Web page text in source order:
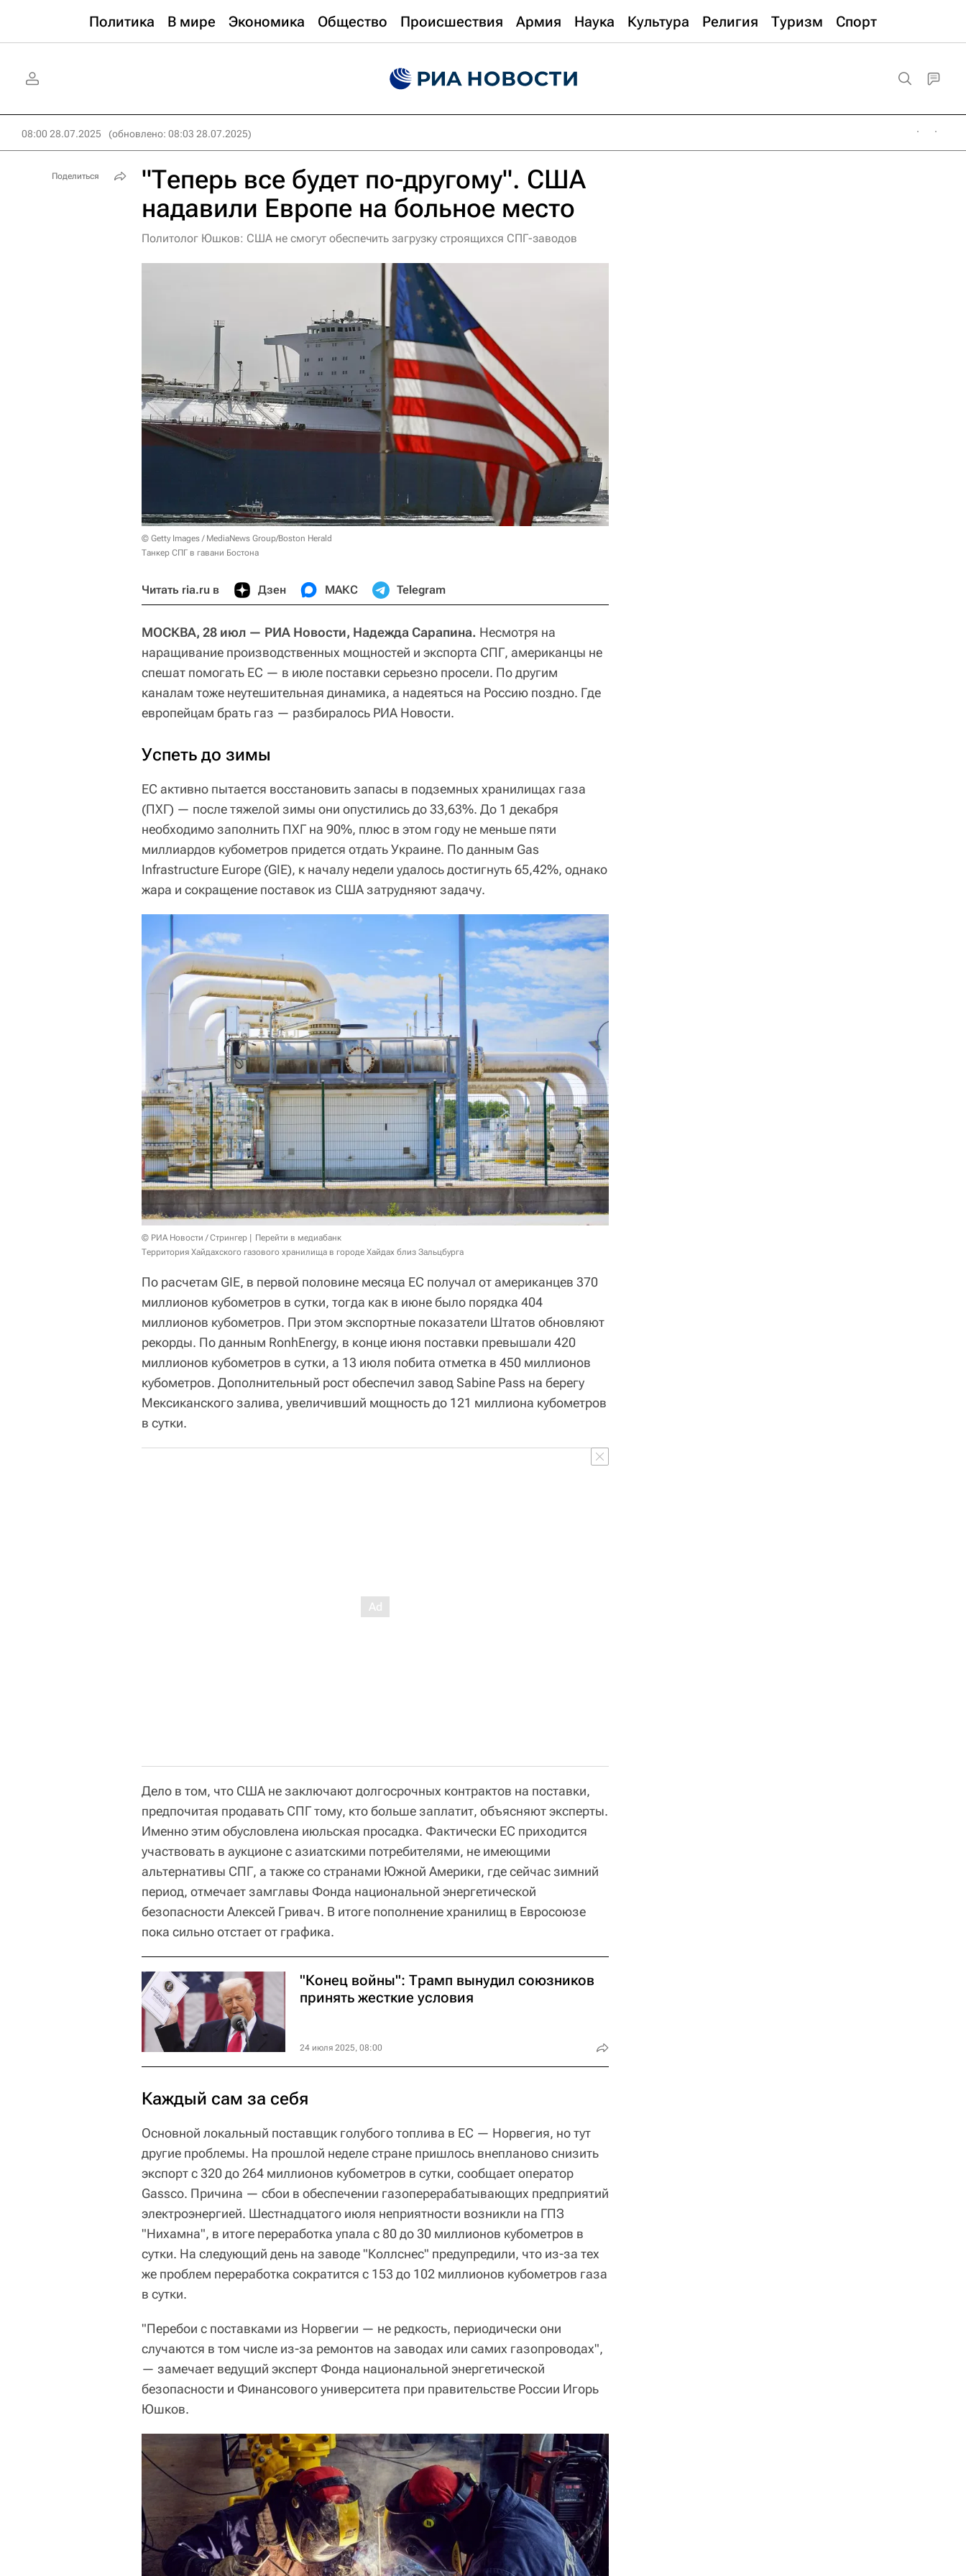
Политика В мире Экономика Общество Происшествия Армия Наука Культура Религия Туризм Спорт
08:00 28.07.2025 (обновлено: 08:03 28.07.2025)
"Теперь все будет по-другому". США
надавили Европе на больное место
Политолог Юшков: США не смогут обеспечить загрузку строящихся СПГ-заводов
© Getty Images / MediaNews Group/Boston Herald
Танкер СПГ в гавани Бостона
Читать ria.ru в Дзен МАКС Telegram
МОСКВА, 28 июл — РИА Новости, Надежда Сарапина. Несмотря на
наращивание производственных мощностей и экспорта СПГ, американцы не
спешат помогать ЕС — в июле поставки серьезно просели. По другим
каналам тоже неутешительная динамика, а надеяться на Россию поздно. Где
европейцам брать газ — разбиралось РИА Новости.
Успеть до зимы
ЕС активно пытается восстановить запасы в подземных хранилищах газа
(ПХГ) — после тяжелой зимы они опустились до 33,63%. До 1 декабря
необходимо заполнить ПХГ на 90%, плюс в этом году не меньше пяти
миллиардов кубометров придется отдать Украине. По данным Gas
Infrastructure Europe (GIE), к началу недели удалось достигнуть 65,42%, однако
жара и сокращение поставок из США затрудняют задачу.
© РИА Новости / Стрингер
Перейти в медиабанк
Территория Хайдахского газового хранилища в городе Хайдах близ Зальцбурга
По расчетам GIE, в первой половине месяца ЕС получал от американцев 370
миллионов кубометров в сутки, тогда как в июне было порядка 404
миллионов кубометров. При этом экспортные показатели Штатов обновляют
рекорды. По данным RonhEnergy, в конце июня поставки превышали 420
миллионов кубометров в сутки, а 13 июля побита отметка в 450 миллионов
кубометров. Дополнительный рост обеспечил завод Sabine Pass на берегу
Мексиканского залива, увеличивший мощность до 121 миллиона кубометров
в сутки.
Дело в том, что США не заключают долгосрочных контрактов на поставки,
предпочитая продавать СПГ тому, кто больше заплатит, объясняют эксперты.
Именно этим обусловлена июльская просадка. Фактически ЕС приходится
участвовать в аукционе с азиатскими потребителями, не имеющими
альтернативы СПГ, а также со странами Южной Америки, где сейчас зимний
период, отмечает замглавы Фонда национальной энергетической
безопасности Алексей Гривач. В итоге пополнение хранилищ в Евросоюзе
пока сильно отстает от графика.
"Конец войны": Трамп вынудил союзников
принять жесткие условия
24 июля 2025, 08:00
Каждый сам за себя
Основной локальный поставщик голубого топлива в ЕС — Норвегия, но тут
другие проблемы. На прошлой неделе стране пришлось внепланово снизить
экспорт с 320 до 264 миллионов кубометров в сутки, сообщает оператор
Gassco. Причина — сбои в обеспечении газоперерабатывающих предприятий
электроэнергией. Шестнадцатого июля неприятности возникли на ГПЗ
"Нихамна", в итоге переработка упала с 80 до 30 миллионов кубометров в
сутки. На следующий день на заводе "Коллснес" предупредили, что из-за тех
же проблем переработка сократится с 153 до 102 миллионов кубометров газа
в сутки.
"Перебои с поставками из Норвегии — не редкость, периодически они
случаются в том числе из-за ремонтов на заводах или самих газопроводах",
— замечает ведущий эксперт Фонда национальной энергетической
безопасности и Финансового университета при правительстве России Игорь
Юшков.
Поделиться